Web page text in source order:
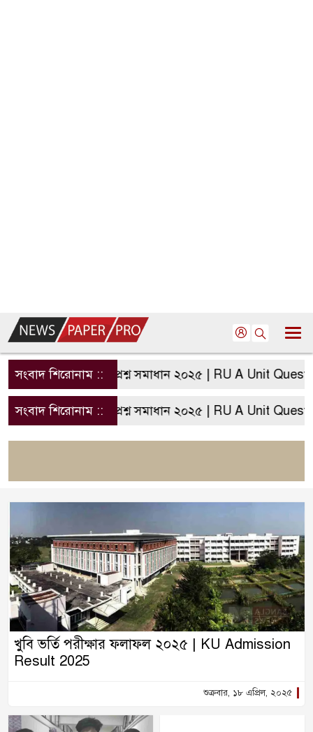
সংবাদ শিরোনাম ::
প্রশ্ন সমাধান ২০২৫ | RU A Unit Question solution
সংবাদ শিরোনাম ::
প্রশ্ন সমাধান ২০২৫ | RU A Unit Question solution
খুবি ভর্তি পরীক্ষার ফলাফল ২০২৫ | KU Admission
Result 2025
শুক্রবার, ১৮ এপ্রিল, ২০২৫